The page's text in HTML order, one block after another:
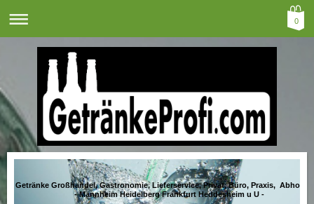
0
Getränke Großhandel, Gastronomie, Lieferservice, Privat, Büro, Praxis,
- Mannheim Heidelberg Frankfurt Heddesheim u U -